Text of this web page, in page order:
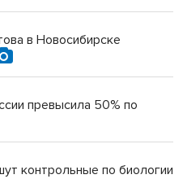
в Новосибирске
превысила 50% по
контрольные по биологии